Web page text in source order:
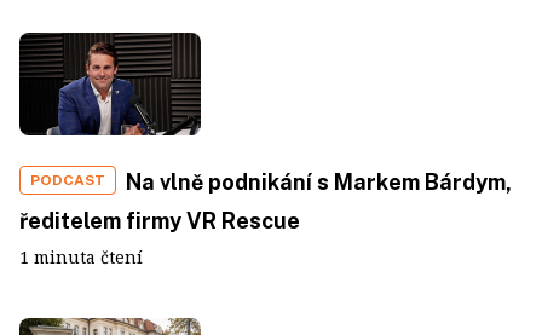
PODCAST
Na vlně podnikání s Markem Bárdym,
ředitelem firmy VR Rescue
1 minuta čtení